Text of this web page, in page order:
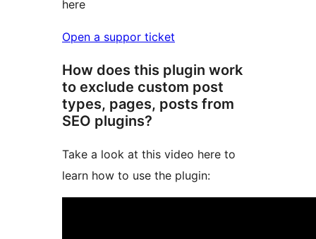
here
Open a suppor ticket
How does this plugin work
to exclude custom post
types, pages, posts from
SEO plugins?
Take a look at this video here to
learn how to use the plugin: